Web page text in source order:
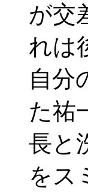
が交
れは
自分
た祐
長と
をス